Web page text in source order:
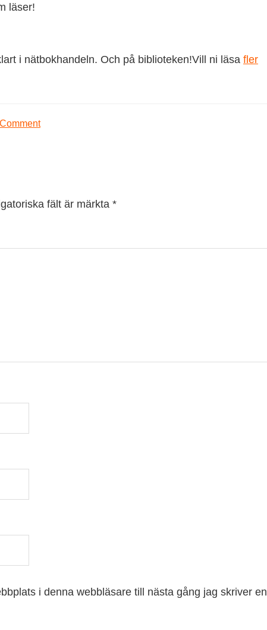
läser!
i nätbokhandeln. Och på biblioteken!Vill ni läsa fler
fält är märkta *
i denna webbläsare till nästa gång jag skriver en